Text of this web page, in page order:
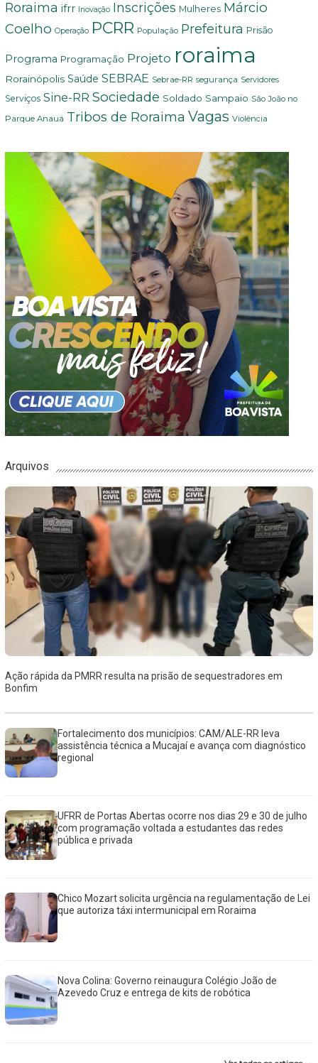
Roraima ifrr Inovação Inscrições Mulheres Márcio
Coelho Operação PCRR População Prefeitura Prisão
Programa Programação Projeto roraima
Rorainópolis Saúde SEBRAE Sebrae-RR segurança Servidores
Serviços Sine-RR Sociedade Soldado Sampaio São João no
Parque Anauá Tribos de Roraima Vagas Violência
Arquivos
Ação rápida da PMRR resulta na prisão de sequestradores em
Bonfim
Fortalecimento dos municípios: CAM/ALE-RR leva
assistência técnica a Mucajaí e avança com diagnóstico
regional
UFRR de Portas Abertas ocorre nos dias 29 e 30 de julho
com programação voltada a estudantes das redes
pública e privada
Chico Mozart solicita urgência na regulamentação de Lei
que autoriza táxi intermunicipal em Roraima
Nova Colina: Governo reinaugura Colégio João de
Azevedo Cruz e entrega de kits de robótica